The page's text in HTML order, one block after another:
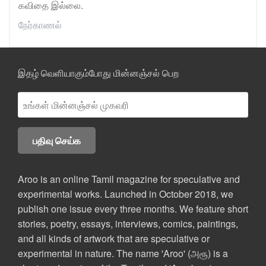
கவிதை இல்லை.
நேர்காணல்
இதழ் வெளியாகும்போது மின்னஞ்சல் பெற
Aroo is an online Tamil magazine for speculative and
experimental works. Launched in October 2018, we
publish one issue every three months. We feature short
stories, poetry, essays, interviews, comics, paintings,
and all kinds of artwork that are speculative or
experimental in nature. The name 'Aroo' (அரூ) is a